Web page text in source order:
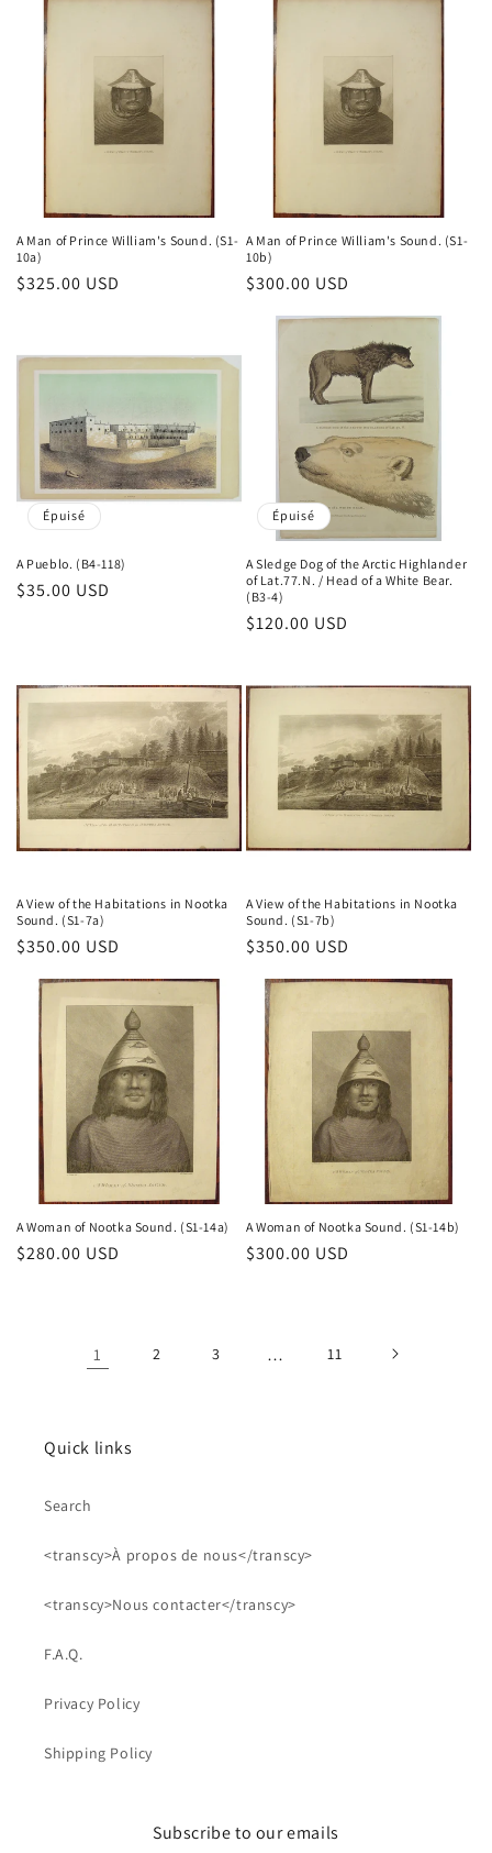
A Man of Prince William's Sound. (S1-
10a)
Prix
$325.00 USD
A Man of Prince William's Sound. (S1-
10b)
Prix
habituel
$300.00 USD
Épuisé
A Pueblo. (B4-118)
Prix
$35.00 USD
Épuisé
A Sledge Dog of the Arctic Highlander
of Lat.77.N. / Head of a White Bear.
(B3-4)
Prix
$120.00 USD
A View of the Habitations in Nootka
Sound. (S1-7a)
Prix
habituel
$350.00 USD
A View of the Habitations in Nootka
Sound. (S1-7b)
Prix
habituel
$350.00 USD
A Woman of Nootka Sound. (S1-14a)
Prix
$280.00 USD
A Woman of Nootka Sound. (S1-14b)
Prix
$300.00 USD
1 2 3 … 11
Quick links
Search
<transcy>À propos de nous</transcy>
<transcy>Nous contacter</transcy>
F.A.Q.
Privacy Policy
Shipping Policy
Subscribe to our emails